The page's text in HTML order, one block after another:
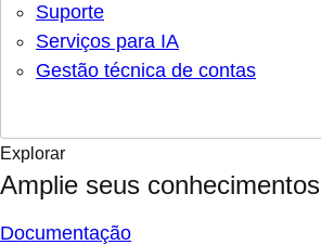
Suporte
Serviços para IA
Gestão técnica de contas
Explorar
Amplie seus conhecimentos
Documentação